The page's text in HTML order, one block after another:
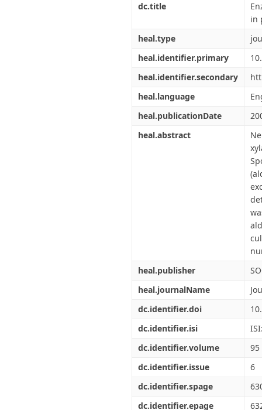
dc.title
in
heal.type
heal.identifier.primary
heal.identifier.secondary
heal.language
heal.publicationDate
heal.abstract
heal.publisher
heal.journalName
dc.identifier.doi
dc.identifier.isi
dc.identifier.volume
95
dc.identifier.issue
6
dc.identifier.spage
dc.identifier.epage